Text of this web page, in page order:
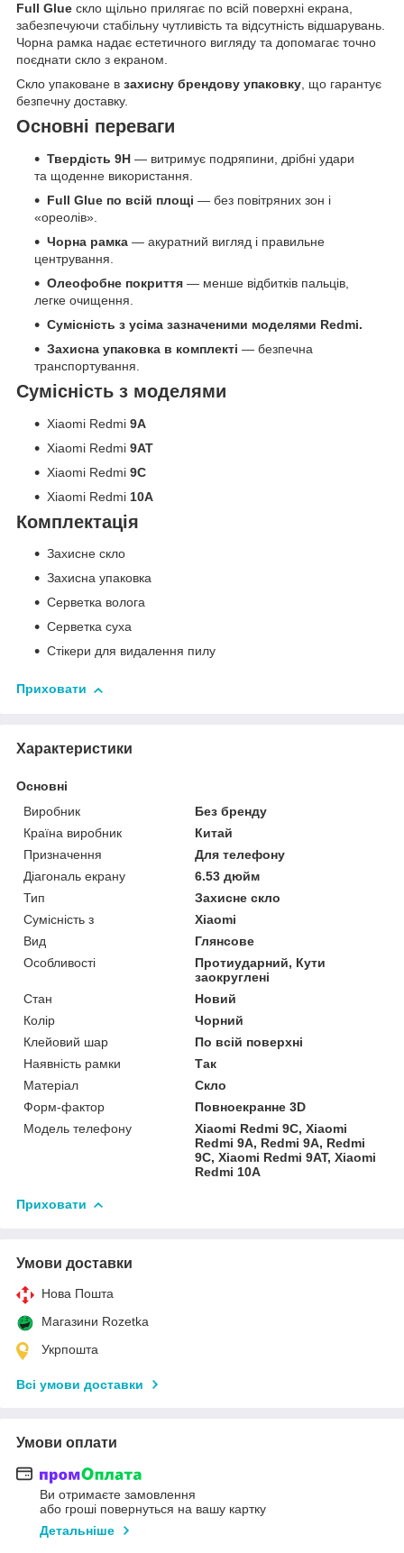
Full Glue скло щільно прилягає по всій поверхні екрана,
забезпечуючи стабільну чутливість та відсутність відшарувань.
Чорна рамка надає естетичного вигляду та допомагає точно
поєднати скло з екраном.
Скло упаковане в захисну брендову упаковку, що гарантує
безпечну доставку.
Основні переваги
Твердість 9H — витримує подряпини, дрібні удари
та щоденне використання.
Full Glue по всій площі — без повітряних зон і
«ореолів».
Чорна рамка — акуратний вигляд і правильне
центрування.
Олеофобне покриття — менше відбитків пальців,
легке очищення.
Сумісність з усіма зазначеними моделями Redmi.
Захисна упаковка в комплекті — безпечна
транспортування.
Сумісність з моделями
Xiaomi Redmi 9A
Xiaomi Redmi 9AT
Xiaomi Redmi 9C
Xiaomi Redmi 10A
Комплектація
Захисне скло
Захисна упаковка
Серветка волога
Серветка суха
Стікери для видалення пилу
Приховати
Характеристики
Основні
Виробник
Без бренду
Країна виробник
Китай
Призначення
Для телефону
Діагональ екрану
6.53 дюйм
Тип
Захисне скло
Сумісність з
Xiaomi
Вид
Глянсове
Особливості
Протиударний, Кути
заокруглені
Стан
Новий
Колір
Чорний
Клейовий шар
По всій поверхні
Наявність рамки
Так
Матеріал
Скло
Форм-фактор
Повноекранне 3D
Модель телефону
Xiaomi Redmi 9C, Xiaomi
Redmi 9A, Redmi 9A, Redmi
9C, Xiaomi Redmi 9AT, Xiaomi
Redmi 10A
Приховати
Умови доставки
Нова Пошта
Магазини Rozetka
Укрпошта
Всі умови доставки
Умови оплати
Ви отримаєте замовлення
або гроші повернуться на вашу картку
Детальніше